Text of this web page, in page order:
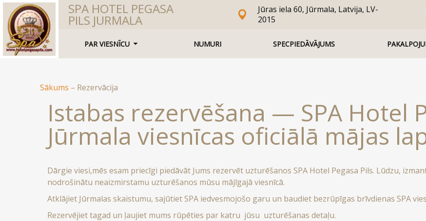
SPA HOTEL PEGASA
PILS JURMALA
Jūras iela 60, Jūrmala, Latvija, LV-
2015
PAR VIESNĪCU NUMURI SPECPIEDĀVĀJUMS
Sākums – Rezervācija
Istabas rezervēšana — SPA Hotel
Jūrmala viesnīcas oficiālā mājas
Dārgie viesi,mēs esam priecīgi piedāvāt Jums rezervēt uzturēšanos SPA Hotel Pegasa Pils. Lūdzu,
nodrošinātu neaizmirstamu uzturēšanos mūsu mājīgajā viesnīcā.
Atklājiet Jūrmalas skaistumu, sajūtiet SPA iedvesmojošo garu un baudiet bezrūpīgas brīvdienas SPA
Rezervējiet tagad un ļaujiet mums rūpēties par katru jūsu uzturēšanas detaļu.